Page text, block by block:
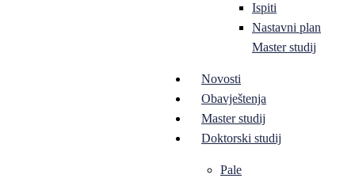
Ispiti
Nastavni plan
Master studij
Novosti
Obavještenja
Master studij
Doktorski studij
Pale